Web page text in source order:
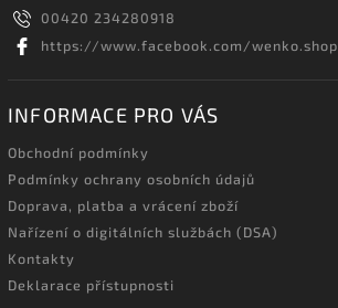
00420 234280918
https://www.facebook.com/wenko.shop
INFORMACE PRO VÁS
Obchodní podmínky
Podmínky ochrany osobních údajů
Doprava, platba a vrácení zboží
Nařízení o digitálních službách (DSA)
Kontakty
Deklarace přístupnosti